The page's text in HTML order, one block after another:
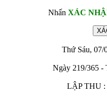
Nhấn XÁC
Thứ Sáu, 07/
Ngày 219/365 -
LẬP THU :